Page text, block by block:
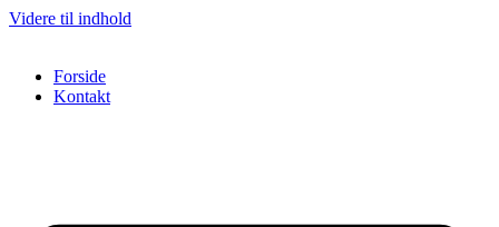
Videre til indhold
Forside
Kontakt